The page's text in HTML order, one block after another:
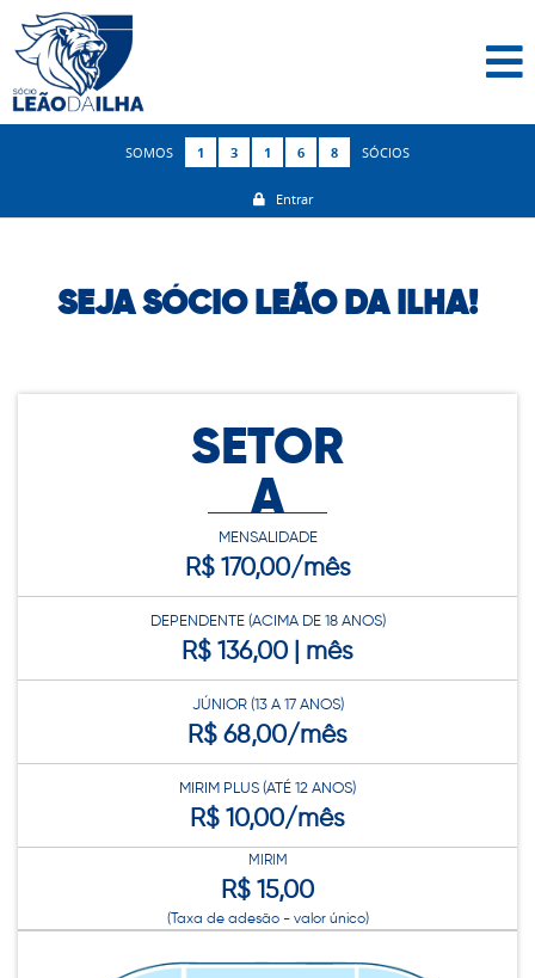
SOMOS 1 3 1 6 8 SÓCIOS
Entrar
SEJA SÓCIO LEÃO DA ILHA!
SETOR
A
MENSALIDADE
R$ 170,00/mês
DEPENDENTE (ACIMA DE 18 ANOS)
R$ 136,00 | mês
JÚNIOR (13 A 17 ANOS)
R$ 68,00/mês
MIRIM PLUS (ATÉ 12 ANOS)
R$ 10,00/mês
MIRIM
R$ 15,00
(Taxa de adesão - valor único)